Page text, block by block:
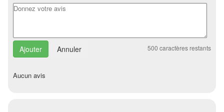
Annuler 500 caractères restants
Aucun avis